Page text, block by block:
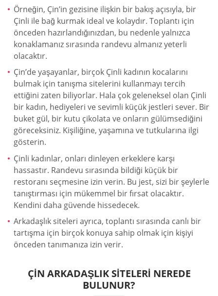
Örneğin, Çin’in gezisine ilişkin bir bakış açısıyla, bir
Çinli ile bağ kurmak ideal ve kolaydır. Toplantı için
önceden hazırlandığınızdan, bu nedenle yalnızca
konaklamanız sırasında randevu almanız yeterli
olacaktır.
Çin’de yaşayanlar, birçok Çinli kadının kocalarını
bulmak için tanışma sitelerini kullanmayı tercih
ettiğini zaten biliyorlar. Hala çok geleneksel olan Çinli
bir kadın, hediyeleri ve sevimli küçük jestleri sever. Bir
buket gül, bir kutu çikolata ve onların gülümsediğini
göreceksiniz. Kişiliğine, yaşamına ve tutkularına ilgi
gösterin.
Çinli kadınlar, onları dinleyen erkeklere karşı
hassastır. Randevu sırasında bildiği küçük bir
restoranı seçmesine izin verin. Bu jest, sizi bir şeylerle
tanıştırması için mükemmel bir fırsat olacaktır.
Kendini daha güvende hissedecek.
Arkadaşlık siteleri ayrıca, toplantı sırasında canlı bir
tartışma için birçok konuya sahip olmak için kişiyi
önceden tanımanıza izin verir.
ÇIN ARKADAŞLIK SITELERI NEREDE
BULUNUR?